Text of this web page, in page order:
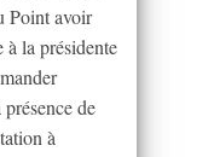
Point avoir
à la présidente
de
à